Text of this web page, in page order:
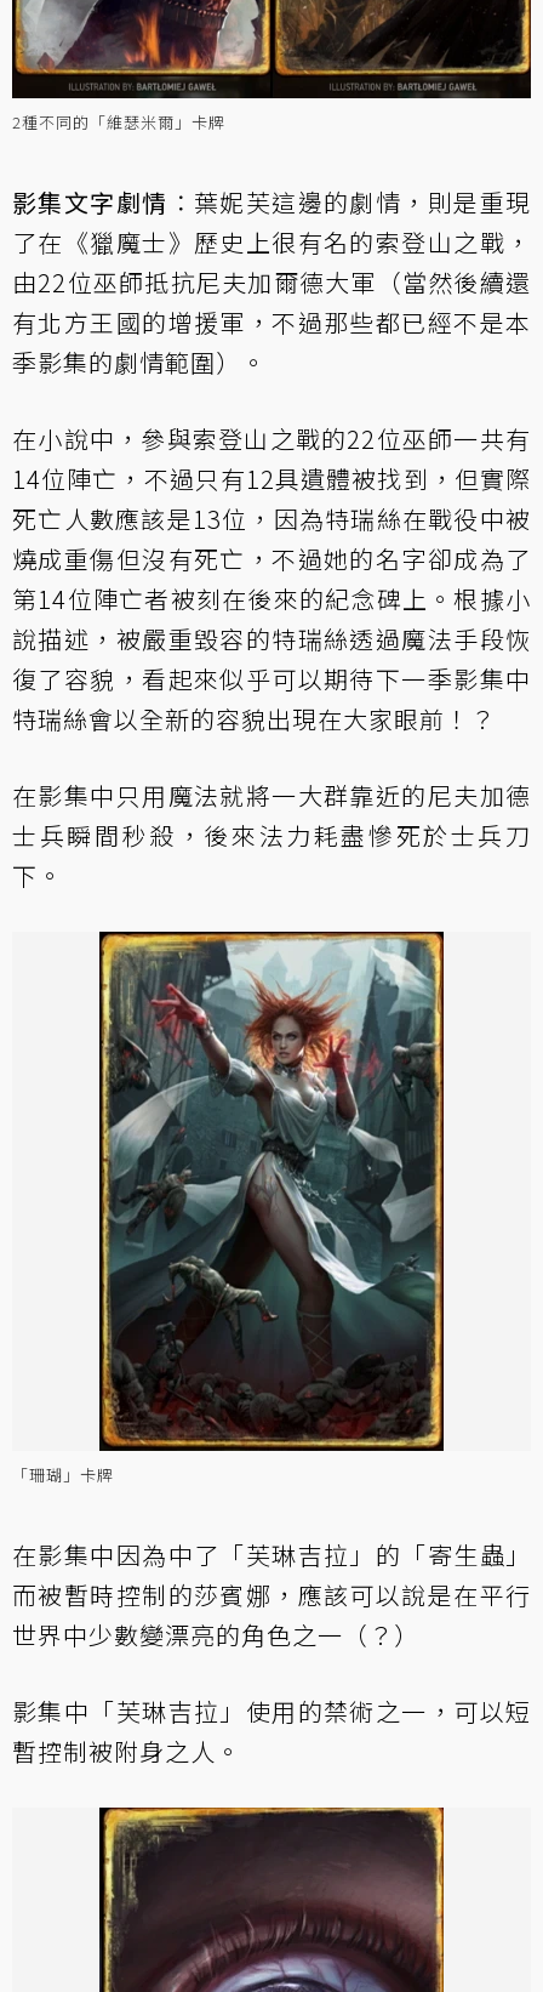
2種不同的「維瑟米爾」卡牌
影集文字劇情 ：葉妮芙這邊的劇情，則是重現
了在《獵魔士》歷史上很有名的索登山之戰，
由22位巫師抵抗尼夫加爾德大軍（當然後續還
有北方王國的增援軍，不過那些都已經不是本
季影集的劇情範圍）。
在小說中，參與索登山之戰的22位巫師一共有
14位陣亡，不過只有12具遺體被找到，但實際
死亡人數應該是13位，因為特瑞絲在戰役中被
燒成重傷但沒有死亡，不過她的名字卻成為了
第14位陣亡者被刻在後來的紀念碑上。根據小
說描述，被嚴重毀容的特瑞絲透過魔法手段恢
復了容貌，看起來似乎可以期待下一季影集中
特瑞絲會以全新的容貌出現在大家眼前！？
在影集中只用魔法就將一大群靠近的尼夫加德
士兵瞬間秒殺，後來法力耗盡慘死於士兵刀
下。
「珊瑚」卡牌
在影集中因為中了「芙琳吉拉」的「寄生蟲」
而被暫時控制的莎賓娜，應該可以說是在平行
世界中少數變漂亮的角色之一（？）
影集中「芙琳吉拉」使用的禁術之一，可以短
暫控制被附身之人。